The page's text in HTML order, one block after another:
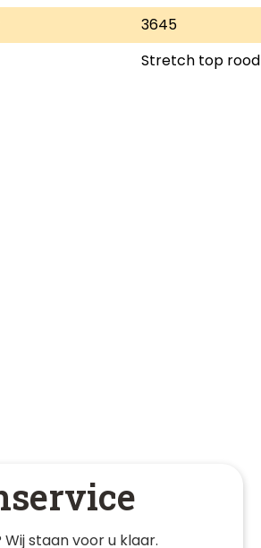
3645
Stretch top rood
staan voor u klaar.